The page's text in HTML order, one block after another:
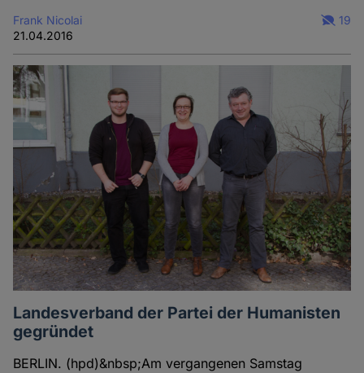
Frank Nicolai
21.04.2016
19
Landesverband der Partei der Humanisten
gegründet
BERLIN. (hpd)&nbsp;Am vergangenen Samstag